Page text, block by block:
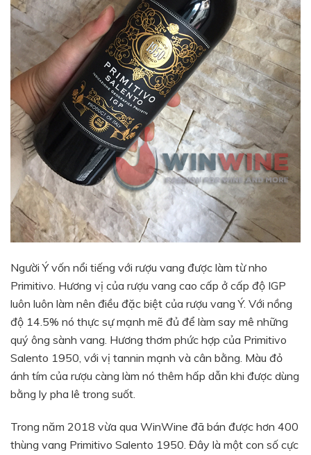
Người Ý vốn nổi tiếng với rượu vang được làm từ nho
Primitivo. Hương vị của rượu vang cao cấp ở cấp độ IGP
luôn luôn làm nên điều đặc biệt của rượu vang Ý. Với nồng
độ 14.5% nó thực sự mạnh mẽ đủ để làm say mê những
quý ông sành vang. Hương thơm phức hợp của Primitivo
Salento 1950, với vị tannin mạnh và cân bằng. Màu đỏ
ánh tím của rượu càng làm nó thêm hấp dẫn khi được dùng
bằng ly pha lê trong suốt.
Trong năm 2018 vừa qua WinWine đã bán được hơn 400
thùng vang Primitivo Salento 1950. Đây là một con số cực